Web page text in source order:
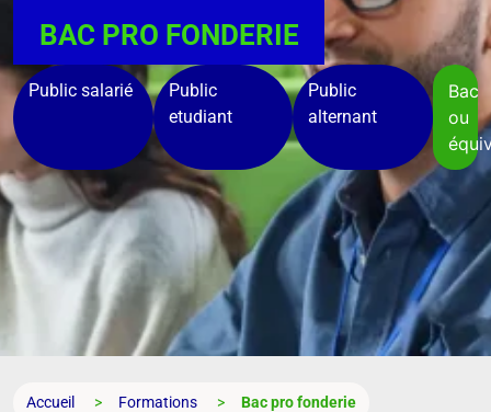
BAC PRO FONDERIE
Public salarié
Public
etudiant
Public
alternant
Bac
ou
Accueil Formations Bac pro fonderie